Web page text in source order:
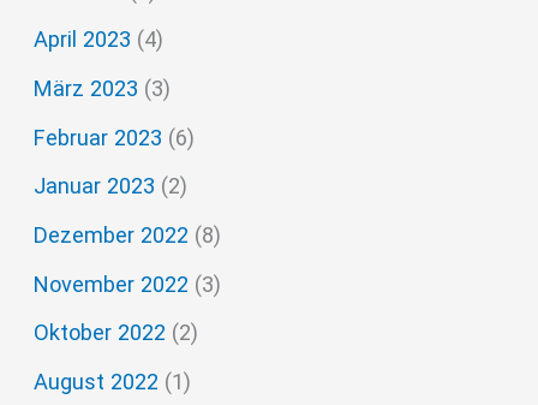
April 2023 (4)
März 2023 (3)
Februar 2023 (6)
Januar 2023 (2)
Dezember 2022 (8)
November 2022 (3)
Oktober 2022 (2)
August 2022 (1)